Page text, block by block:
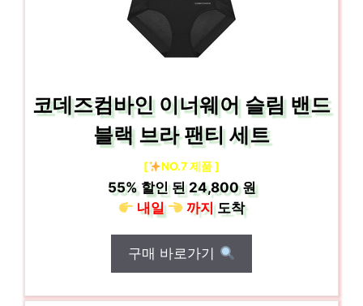
코데즈컴바인 이너웨어 슬림 밴드
블랙 브라 팬티 세트
[ NO.7 제품 ]
55%할인 된24,800 원
내일
까지도착
구매 바로가기